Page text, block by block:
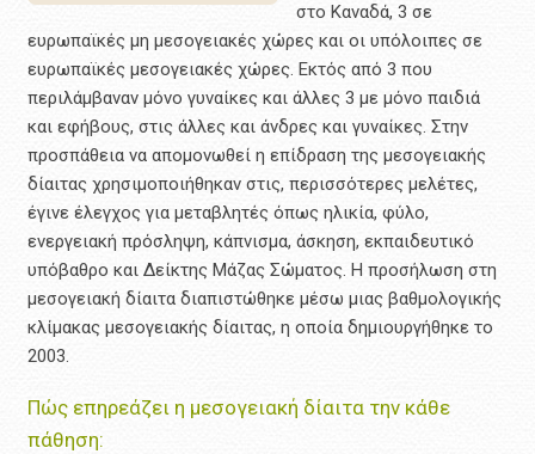
στο Καναδά, 3 σε
ευρωπαϊκές μη μεσογειακές χώρες και οι υπόλοιπες σε
ευρωπαϊκές μεσογειακές χώρες. Εκτός από 3 που
περιλάμβαναν μόνο γυναίκες και άλλες 3 με μόνο παιδιά
και εφήβους, στις άλλες και άνδρες και γυναίκες. Στην
προσπάθεια να απομονωθεί η επίδραση της μεσογειακής
δίαιτας χρησιμοποιήθηκαν στις, περισσότερες μελέτες,
έγινε έλεγχος για μεταβλητές όπως ηλικία, φύλο,
ενεργειακή πρόσληψη, κάπνισμα, άσκηση, εκπαιδευτικό
υπόβαθρο και Δείκτης Μάζας Σώματος. Η προσήλωση στη
μεσογειακή δίαιτα διαπιστώθηκε μέσω μιας βαθμολογικής
κλίμακας μεσογειακής δίαιτας, η οποία δημιουργήθηκε το
2003.
Πώς επηρεάζει η μεσογειακή δίαιτα την κάθε
πάθηση: